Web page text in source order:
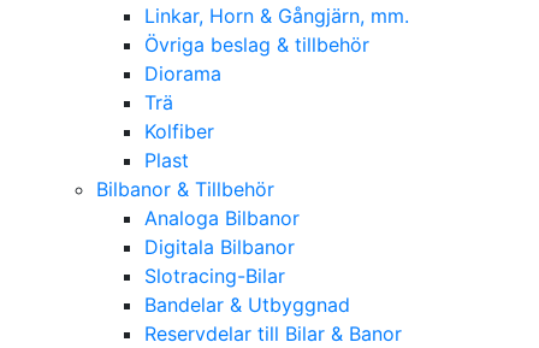
Linkar, Horn & Gångjärn, mm.
Övriga beslag & tillbehör
Diorama
Trä
Kolfiber
Plast
Bilbanor & Tillbehör
Analoga Bilbanor
Digitala Bilbanor
Slotracing-Bilar
Bandelar & Utbyggnad
Reservdelar till Bilar & Banor